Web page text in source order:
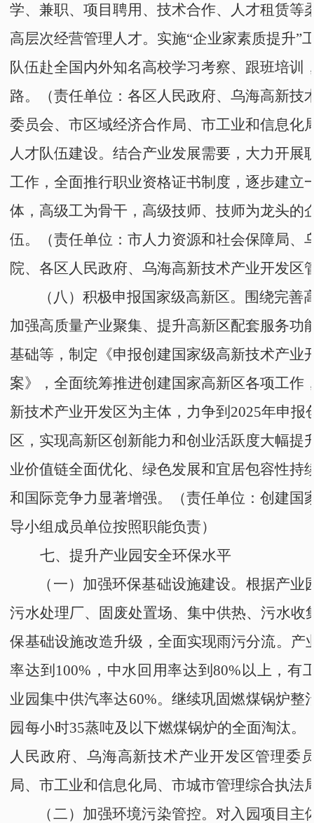
学、兼职、项目聘用、技术合作、人才租赁等
高层次经营管理人才。实施“企业家素质提升”
队伍赴全国内外知名高校学习考察、跟班培训
路。
（责任单位：各区人民政府、乌海高新技
委员会、市区域经济合作局、市工业和信息化
人才队伍建设。结合产业发展需要，大力开展
工作，全面推行职业资格证书制度，逐步建立
体，高级工为骨干，高级技师、技师为龙头的
伍。
（责任单位：市人力资源和社会保障局、
院、各区人民政府、乌海高新技术产业开发区
（八）积极申报国家级高新区。
围绕完善
加强高质量产业聚集、提升高新区配套服务功
基础等，制定《申报创建国家级高新技术产业
案》，全面统筹推进创建国家高新区各项工作
新技术产业开发区为主体，力争到2025年申报
区，实现高新区创新能力和创业活跃度大幅提
业价值链全面优化、绿色发展和宜居包容性持
和国际竞争力显著增强。
（责任单位：创建国
导小组成员单位按照职能负责）
七、提升产业园安全环保水平
（一）加强环保基础设施建设。 根据产业
污水处理厂、固废处置场、集中供热、污水收
保基础设施改造升级，全面实现雨污分流。 产
率达到100%，中水回用率达到80%以上，有
业园集中供汽率达60%。继续巩固燃煤锅炉整
园每小时35蒸吨及以下燃煤锅炉的全面淘汰。
人民政府、 乌海高新技术产业开发区管理委
局、市工业和信息化局、市城市管理综合执法
（二）加强环境污染管控。 对入园项目主